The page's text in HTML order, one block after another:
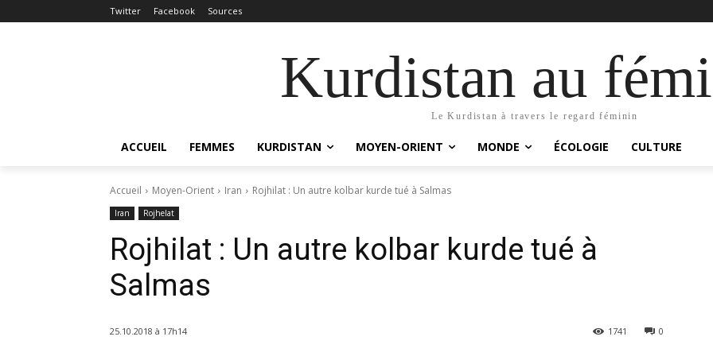
Twitter Facebook Sources
Kurdistan au
Le Kurdistan à travers le regard féminin
ACCUEIL FEMMES KURDISTAN MOYEN-ORIENT MONDE ÉCOLOGIE CULTURE
Accueil Moyen-Orient Iran Rojhilat : Un autre kolbar kurde tué à Salmas
Iran Rojhelat
Rojhilat : Un autre kolbar kurde tué à
Salmas
25.10.2018 à 17h14 0
1741